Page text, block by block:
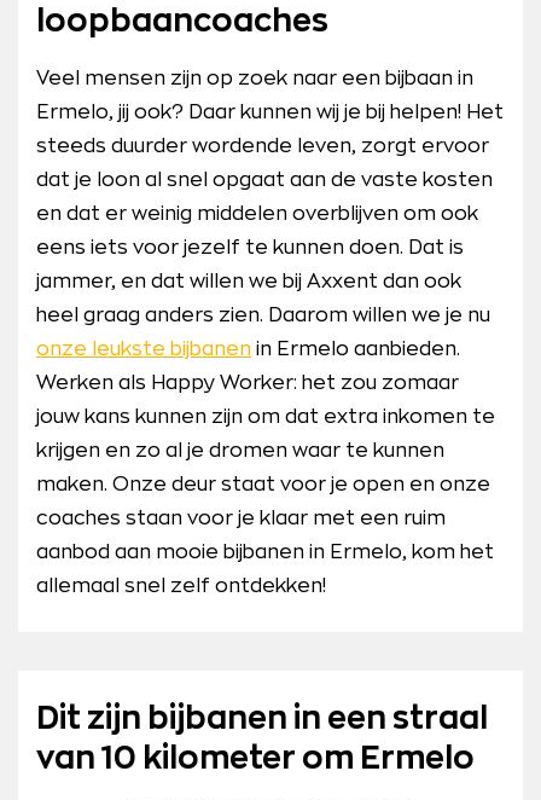
loopbaancoaches
Veel mensen zijn op zoek naar een bijbaan in
Ermelo, jij ook? Daar kunnen wij je bij helpen! Het
steeds duurder wordende leven, zorgt ervoor
dat je loon al snel opgaat aan de vaste kosten
en dat er weinig middelen overblijven om ook
eens iets voor jezelf te kunnen doen. Dat is
jammer, en dat willen we bij Axxent dan ook
heel graag anders zien. Daarom willen we je nu
onze leukste bijbanen in Ermelo aanbieden.
Werken als Happy Worker: het zou zomaar
jouw kans kunnen zijn om dat extra inkomen te
krijgen en zo al je dromen waar te kunnen
maken. Onze deur staat voor je open en onze
coaches staan voor je klaar met een ruim
aanbod aan mooie bijbanen in Ermelo, kom het
allemaal snel zelf ontdekken!
Dit zijn bijbanen in een straal
van 10 kilometer om Ermelo